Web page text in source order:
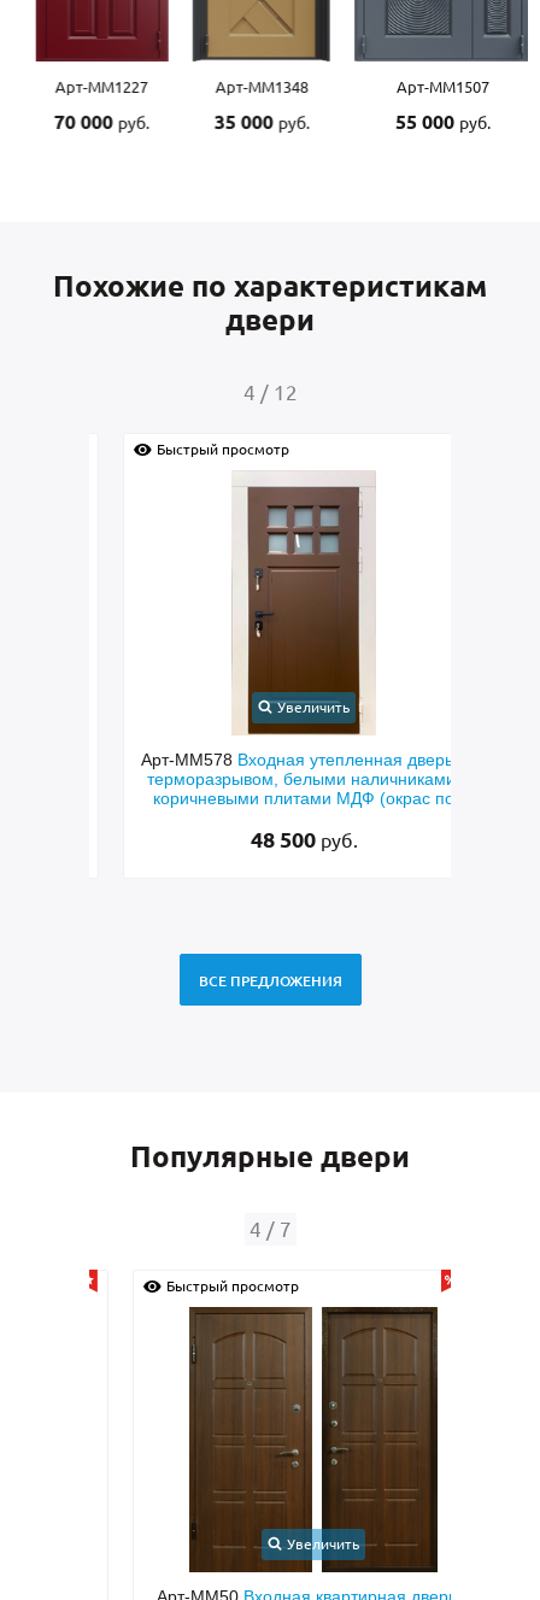
Арт-ММ1227
70 000руб.
Арт-ММ1348
35 000руб.
Арт-ММ1507
55 000руб.
Похожие по характеристикам
двери
4 / 12
Быстрый просмотр
Увеличить
Арт-ММ578Входная утепленная дверь с
терморазрывом, белыми наличниками,
коричневыми плитами МДФ (окрас по
48 500руб.
ВСЕ ПРЕДЛОЖЕНИЯ
Популярные двери
4 / 7
Быстрый просмотр
Увеличить
Арт-ММ50Входная квартирная дверь с